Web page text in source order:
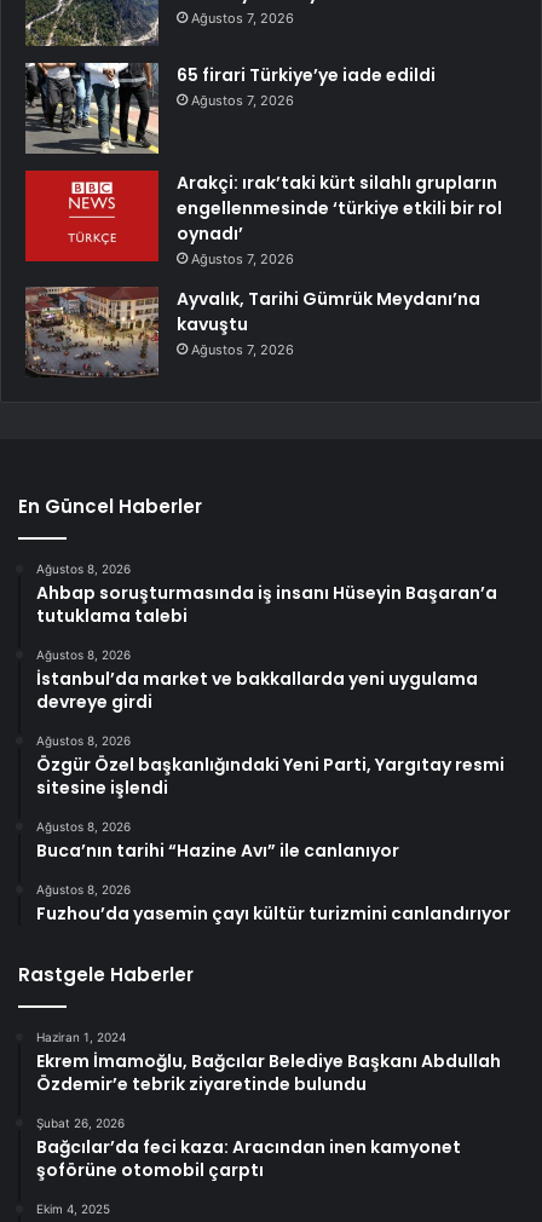
Ağustos 7, 2026
65 firari Türkiye’ye iade edildi
Ağustos 7, 2026
Arakçi: ırak’taki kürt silahlı grupların
engellenmesinde ‘türkiye etkili bir rol
oynadı’
Ağustos 7, 2026
Ayvalık, Tarihi Gümrük Meydanı’na
kavuştu
Ağustos 7, 2026
En Güncel Haberler
Ağustos 8, 2026
Ahbap soruşturmasında iş insanı Hüseyin Başaran’a
tutuklama talebi
Ağustos 8, 2026
İstanbul’da market ve bakkallarda yeni uygulama
devreye girdi
Ağustos 8, 2026
Özgür Özel başkanlığındaki Yeni Parti, Yargıtay resmi
sitesine işlendi
Ağustos 8, 2026
Buca’nın tarihi “Hazine Avı” ile canlanıyor
Ağustos 8, 2026
Fuzhou’da yasemin çayı kültür turizmini canlandırıyor
Rastgele Haberler
Haziran 1, 2024
Ekrem İmamoğlu, Bağcılar Belediye Başkanı Abdullah
Özdemir’e tebrik ziyaretinde bulundu
Şubat 26, 2026
Bağcılar’da feci kaza: Aracından inen kamyonet
şoförüne otomobil çarptı
Ekim 4, 2025